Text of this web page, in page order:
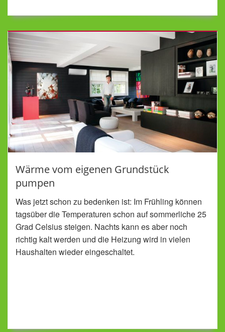
Wärme vom eigenen Grundstück
pumpen
Was jetzt schon zu bedenken ist: Im Frühling können
tagsüber die Temperaturen schon auf sommerliche 25
Grad Celsius steigen. Nachts kann es aber noch
richtig kalt werden und die Heizung wird in vielen
Haushalten wieder eingeschaltet.